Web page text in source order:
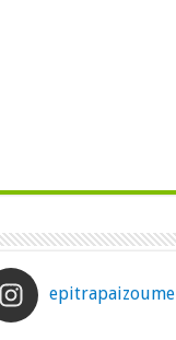
epitrapaizoume